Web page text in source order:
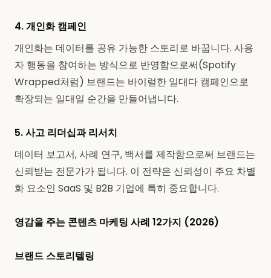
4. 개인화 캠페인
개인화는 데이터를 공유 가능한 스토리로 바꿉니다. 사용
자 행동을 참여하는 방식으로 반영함으로써(Spotify
Wrapped처럼) 브랜드는 바이럴한 일대다 캠페인으로
확장되는 일대일 순간을 만들어냅니다.
5. 사고 리더십과 리서치
데이터 보고서, 사례 연구, 백서를 제작함으로써 브랜드는
신뢰받는 전문가가 됩니다. 이 전략은 신뢰성이 주요 차별
화 요소인 SaaS 및 B2B 기업에 특히 중요합니다.
영감을 주는 콘텐츠 마케팅 사례 12가지 (2026)
브랜드 스토리텔링